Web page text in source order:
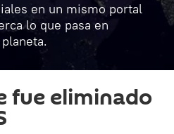
en un mismo portal
lo que pasa en
fue eliminado